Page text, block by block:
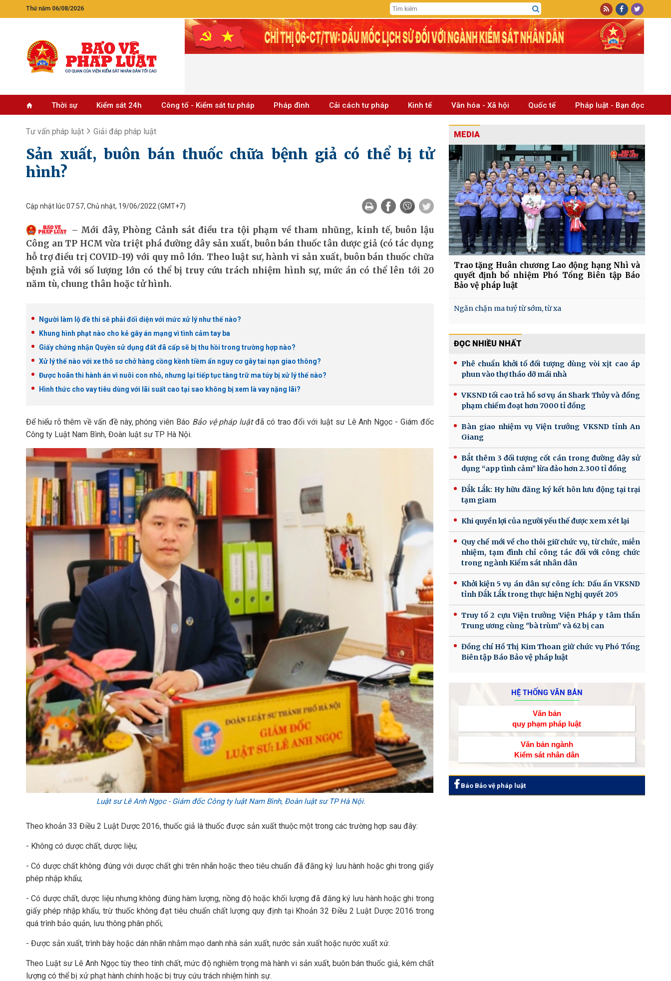
Thứ năm 06/08/2026
Thời sự Kiểm sát 24h Công tố - Kiểm sát tư pháp Pháp đình Cải cách tư pháp Kinh tế Văn hóa - Xã hội Quốc tế Pháp luật - Bạn đọc
Tư vấn pháp luật Giải đáp pháp luật
Sản xuất, buôn bán thuốc chữa bệnh giả có thể bị tử
hình?
Cập nhật lúc 07:57, Chủ nhật, 19/06/2022 (GMT+7)
Mới đây, Phòng Cảnh sát điều tra tội phạm về tham nhũng, kinh tế, buôn lậu
Công an TP HCM vừa triệt phá đường dây sản xuất, buôn bán thuốc tân dược giả (có tác dụng
hỗ trợ điều trị COVID-19) với quy mô lớn. Theo luật sư, hành vi sản xuất, buôn bán thuốc chữa
bệnh giả với số lượng lớn có thể bị truy cứu trách nhiệm hình sự, mức án có thể lên tới 20
năm tù, chung thân hoặc tử hình.
Người làm lộ đề thi sẽ phải đối diện với mức xử lý như thế nào?
Khung hình phạt nào cho kẻ gây án mạng vì tình cảm tay ba
Giấy chứng nhận Quyền sử dụng đất đã cấp sẽ bị thu hồi trong trường hợp nào?
Xử lý thế nào với xe thô sơ chở hàng cồng kềnh tiềm ẩn nguy cơ gây tai nạn giao thông?
Được hoãn thi hành án vì nuôi con nhỏ, nhưng lại tiếp tục tàng trữ ma túy bị xử lý thế nào?
Hình thức cho vay tiêu dùng với lãi suất cao tại sao không bị xem là vay nặng lãi?
Để hiểu rõ thêm về vấn đề này, phóng viên Báo Bảo vệ pháp luậtđã có trao đổi với luật sư Lê Anh Ngọc - Giám đốc
Công ty Luật Nam Bình, Đoàn luật sư TP Hà Nội.
Luật sư Lê Anh Ngọc - Giám đốc Công ty luật Nam Bình, Đoàn luật sư TP Hà Nội.
Theo khoản 33 Điều 2 Luật Dược 2016, thuốc giả là thuốc được sản xuất thuộc một trong các trường hợp sau đây:
- Không có dược chất, dược liệu;
- Có dược chất không đúng với dược chất ghi trên nhãn hoặc theo tiêu chuẩn đã đăng ký lưu hành hoặc ghi trong giấy
phép nhập khẩu;
- Có dược chất, dược liệu nhưng không đúng hàm lượng, nồng độ hoặc khối lượng đã đăng ký lưu hành hoặc ghi trong
giấy phép nhập khẩu, trừ thuốc không đạt tiêu chuẩn chất lượng quy định tại Khoản 32 Điều 2 Luật Dược 2016 trong
quá trình bảo quản, lưu thông phân phối;
- Được sản xuất, trình bày hoặc dán nhãn nhằm mạo danh nhà sản xuất, nước sản xuất hoặc nước xuất xứ.
Theo Luật sư Lê Anh Ngọc tùy theo tính chất, mức độ nghiêm trọng mà hành vi sản xuất, buôn bán thuốc giả, kém chất
lượng có thể bị xử phạt hành chính hoặc bị truy cứu trách nhiệm hình sự.
MEDIA
Trao tặng Huân chương Lao động hạng Nhì và
quyết định bổ nhiệm Phó Tổng Biên tập Báo
Bảo vệ pháp luật
Ngăn chặn ma tuý từ sớm, từ xa
ĐỌC NHIỀU NHẤT
Phê chuẩn khởi tố đối tượng dùng vòi xịt cao áp
phun vào thợ tháo dỡ mái nhà
VKSND tối cao trả hồ sơ vụ án Shark Thủy và đồng
phạm chiếm đoạt hơn 7000 tỉ đồng
Bàn giao nhiệm vụ Viện trưởng VKSND tỉnh An
Giang
Bắt thêm 3 đối tượng cốt cán trong đường dây sử
dụng “app tình cảm” lừa đảo hơn 2.300 tỉ đồng
Đắk Lắk: Hy hữu đăng ký kết hôn lưu động tại trại
tạm giam
Khi quyền lợi của người yếu thế được xem xét lại
Quy chế mới về cho thôi giữ chức vụ, từ chức, miễn
nhiệm, tạm đình chỉ công tác đối với công chức
trong ngành Kiểm sát nhân dân
Khởi kiện 5 vụ án dân sự công ích: Dấu ấn VKSND
tỉnh Đắk Lắk trong thực hiện Nghị quyết 205
Truy tố 2 cựu Viện trưởng Viện Pháp y tâm thần
Trung ương cùng "bà trùm” và 62 bị can
Đồng chí Hồ Thị Kim Thoan giữ chức vụ Phó Tổng
Biên tập Báo Bảo vệ pháp luật
HỆ THỐNG VĂN BẢN
Văn bản
quy phạm pháp luật
Văn bản ngành
Kiểm sát nhân dân
Báo Bảo vệ pháp luật